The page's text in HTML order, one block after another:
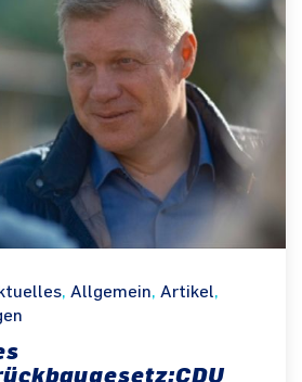
, Allgemein, Artikel,